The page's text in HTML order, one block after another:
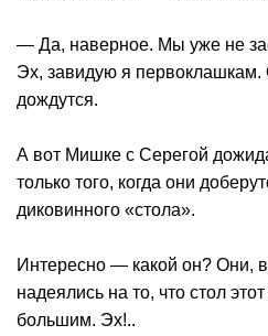
— Да, наверное. Мы уже не
Эх, завидую я
дождутся.
А вот Мишке с Серегой
только того, когда они
диковинного «стола».
Интересно — какой он? Они,
надеялись на то, что стол
большим. Эх!..